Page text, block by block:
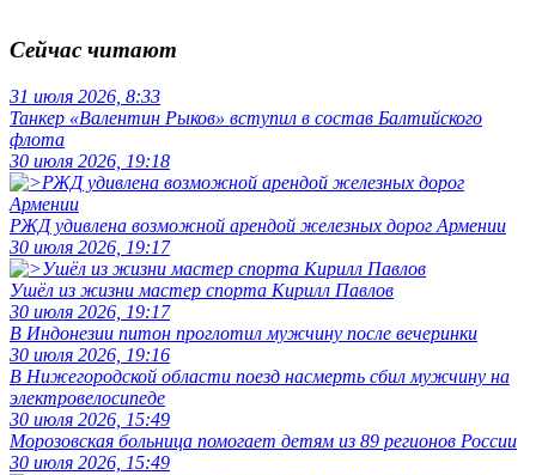
Сейчас читают
31 июля 2026, 8:33
Танкер «Валентин Рыков» вступил в состав Балтийского
флота
30 июля 2026, 19:18
РЖД удивлена возможной арендой железных дорог Армении
30 июля 2026, 19:17
Ушёл из жизни мастер спорта Кирилл Павлов
30 июля 2026, 19:17
В Индонезии питон проглотил мужчину после вечеринки
30 июля 2026, 19:16
В Нижегородской области поезд насмерть сбил мужчину на
электровелосипеде
30 июля 2026, 15:49
Морозовская больница помогает детям из 89 регионов России
30 июля 2026, 15:49